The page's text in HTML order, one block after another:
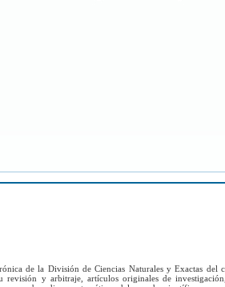
de la División de Ciencias Naturales y Exactas del
revisión y arbitraje, artículos originales de